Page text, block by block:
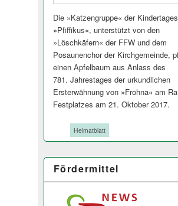
Die »Katzengruppe« der
»Pfiffikus«, unterstützt von den
»Löschkäfern« der FFW und dem
Posaunenchor der Kirchgemeinde,
einen Apfelbaum aus Anlass des
781. Jahrestages der urkundlichen
Ersterwähnung von »Frohna« am
Festplatzes am 21. Oktober 2017.
Heimatblatt
Fördermittel